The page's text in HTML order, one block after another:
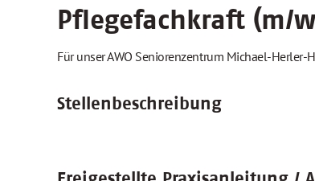
Pflegefachkraft (m/
Für unser AWO Seniorenzentrum Michael-
Stellenbeschreibung